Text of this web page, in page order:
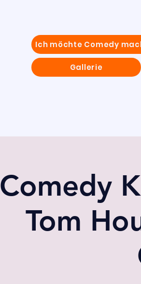
Ich möchte Comedy
Gallerie
Comedy
Tom